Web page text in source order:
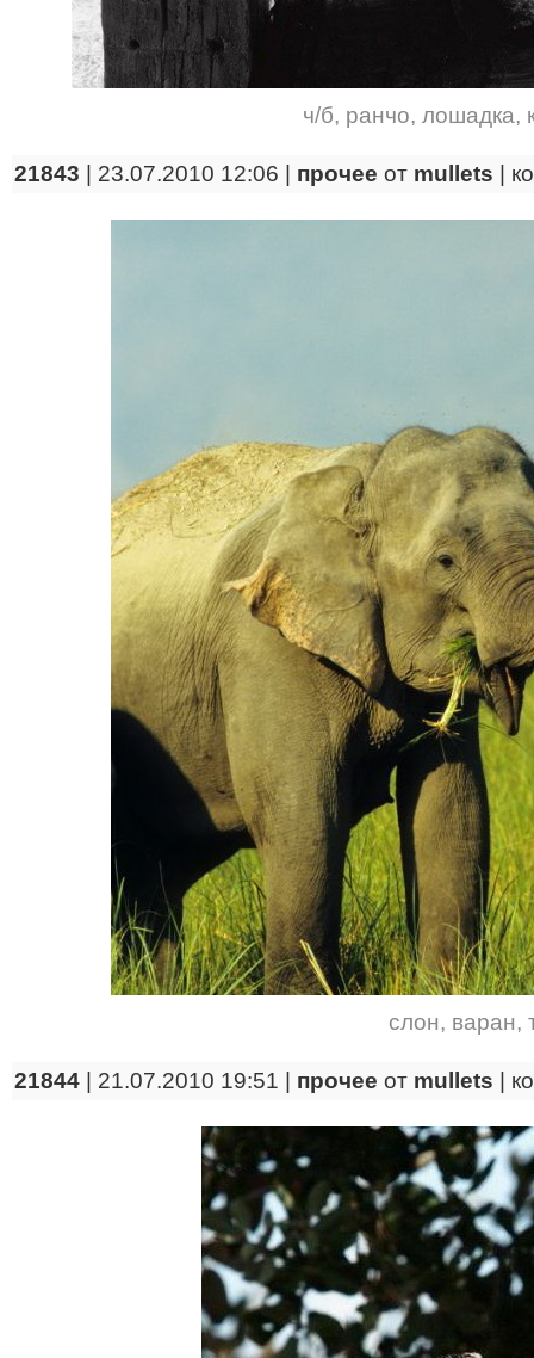
ч/б, ранчо, лошадка,
21843 | 23.07.2010 12:06 | прочее от mullets
слон, варан,
21844 | 21.07.2010 19:51 | прочее от mullets